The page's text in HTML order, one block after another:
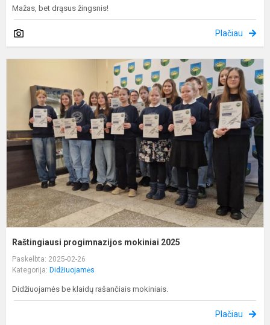
Mažas, bet drąsus žingsnis!
Plačiau
Raštingiausi progimnazijos mokiniai 2025
Paskelbta: 2025-02-26
Kategorija: Didžiuojamės
Didžiuojamės be klaidų rašančiais mokiniais.
Plačiau